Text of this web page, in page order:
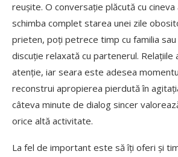
reușite. O conversație plăcută cu
schimba complet starea unei zile
prieten, poți petrece timp cu familia
discuție relaxată cu partenerul. Relațiile
atenție, iar seara este adesea
reconstrui apropierea pierdută în
câteva minute de dialog sincer
orice altă activitate.
La fel de important este să îți oferi și